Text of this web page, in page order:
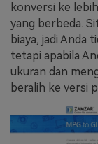
konversi ke
yang berbeda.
biaya, jadi Anda
tetapi apabila
ukuran dan
beralih ke versi